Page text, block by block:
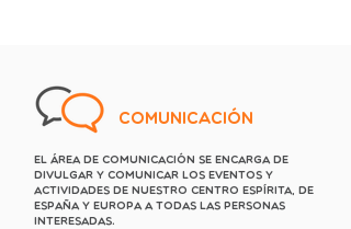
Comunicación
El Área de Comunicación se encarga de
divulgar y comunicar los eventos y
actividades de nuestro centro espírita, de
España y Europa a todas las personas
interesadas.